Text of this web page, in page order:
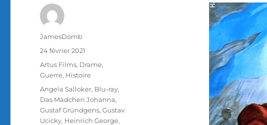
Auteur
JamesDomb
Publié
24 février 2021
Catégories
Artus Films, Drame,
Guerre, Histoire
Étiquettes
Angela Salloker, Blu-ray,
Das Mädchen Johanna,
Gustaf Gründgens,Gustav
Ucicky, Heinrich George,